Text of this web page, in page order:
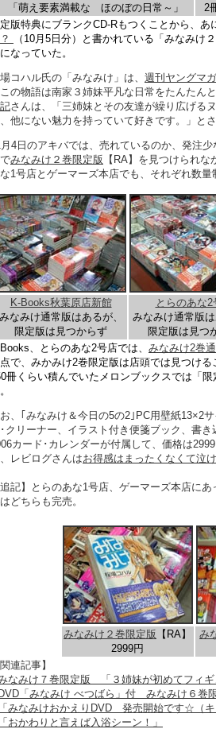
「萌え要素満載な ほのぼの日常～」
2
版特典にブランクCD-Rもつくことから、あ
（10月5日分）と書かれている「みなみけ
なっていた。
コハル氏の「みなみけ」は、 週刊ヤングマ
この物語は南家３姉妹平凡な日常をたんたん
さんは、「三姉妹とその友達が繰り広げる
他にない魅力を持っていて好きです。」と
月4日のアキバでは、売れているのか、発注
みなみけ２巻限定版 【RA】を見つけられ
1号店とゲーマーズ本店でも、それぞれ数量
K-Books秋葉原店新館
みなみけ通常版はあるが、
限定版は見つからず
とらのあな2
みなみけ通常版
限定版は見つ
、とらのあな2号店では、 みなみけ2巻
で、みかみけ2巻限定版は店頭では見つけ
冊くらい積んでいたメロンブックスでは「
、｢みなみけ＆今日の5の2｣PC用壁紙13×2
クリーナー、イラスト付き便箋ブック、書
カード･カレンダーが付属して、価格は
レビログさんはお得感はまったくなくて泣
追記】とらのあな1号店、ゲーマーズ本店にあ
どちらも完売。
みなみけ２巻限定版 【RA】
2999円
み
関連記事】
なみけ７巻限定版 「３姉妹が初めてフィギ
DVD「みなみけ べつばら」付 みなみけ６巻
「みなみけおかえりDVD 発売開始です☆（
「おかわりと言えば入浴シーン！」